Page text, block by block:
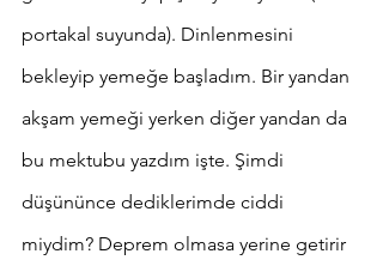
portakal suyunda). Dinlenmesini
bekleyip yemeğe başladım. Bir yandan
akşam yemeği yerken diğer yandan da
bu mektubu yazdım işte. Şimdi
düşününce dediklerimde ciddi
miydim? Deprem olmasa yerine getirir